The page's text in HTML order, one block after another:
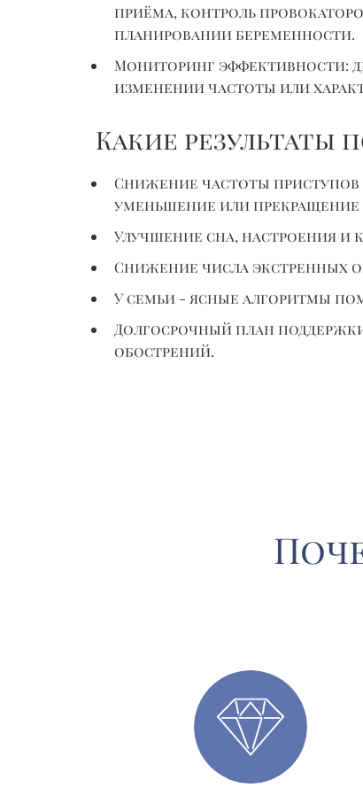
приёма, контроль
планировании беременности.
Мониторинг эффективности:
изменении частоты или
Какие
Снижение частоты приступов
уменьшение или прекращение
Улучшение сна, настроения
Снижение числа экстренных
У семьи - ясные алгоритмы
Долгосрочный план
обострений.